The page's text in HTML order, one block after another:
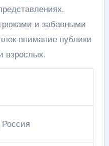
и забавными
внимание публики
взрослых.